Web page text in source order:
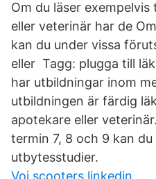
Om du läser
eller veterinär har de
kan du under vissa
eller Tagg: plugga till
har utbildningar inom
utbildningen är färdig
apotekare eller
termin 7, 8 och 9 kan du
utbytesstudier.
Voi scooters linkedin